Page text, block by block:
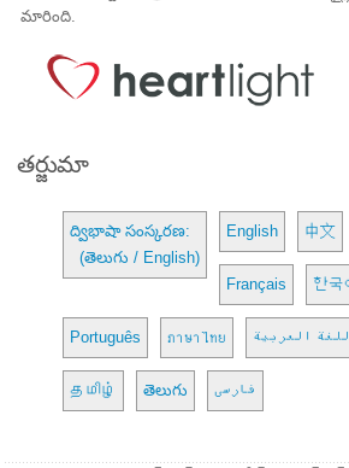
మారింది.
తర్జుమా
ద్విభాషా సంస్కరణ:
(తెలుగు / English)
English 中文
Français 한국
Português ภาษาไทย العربية
தமிழ் తెలుగు فارسی